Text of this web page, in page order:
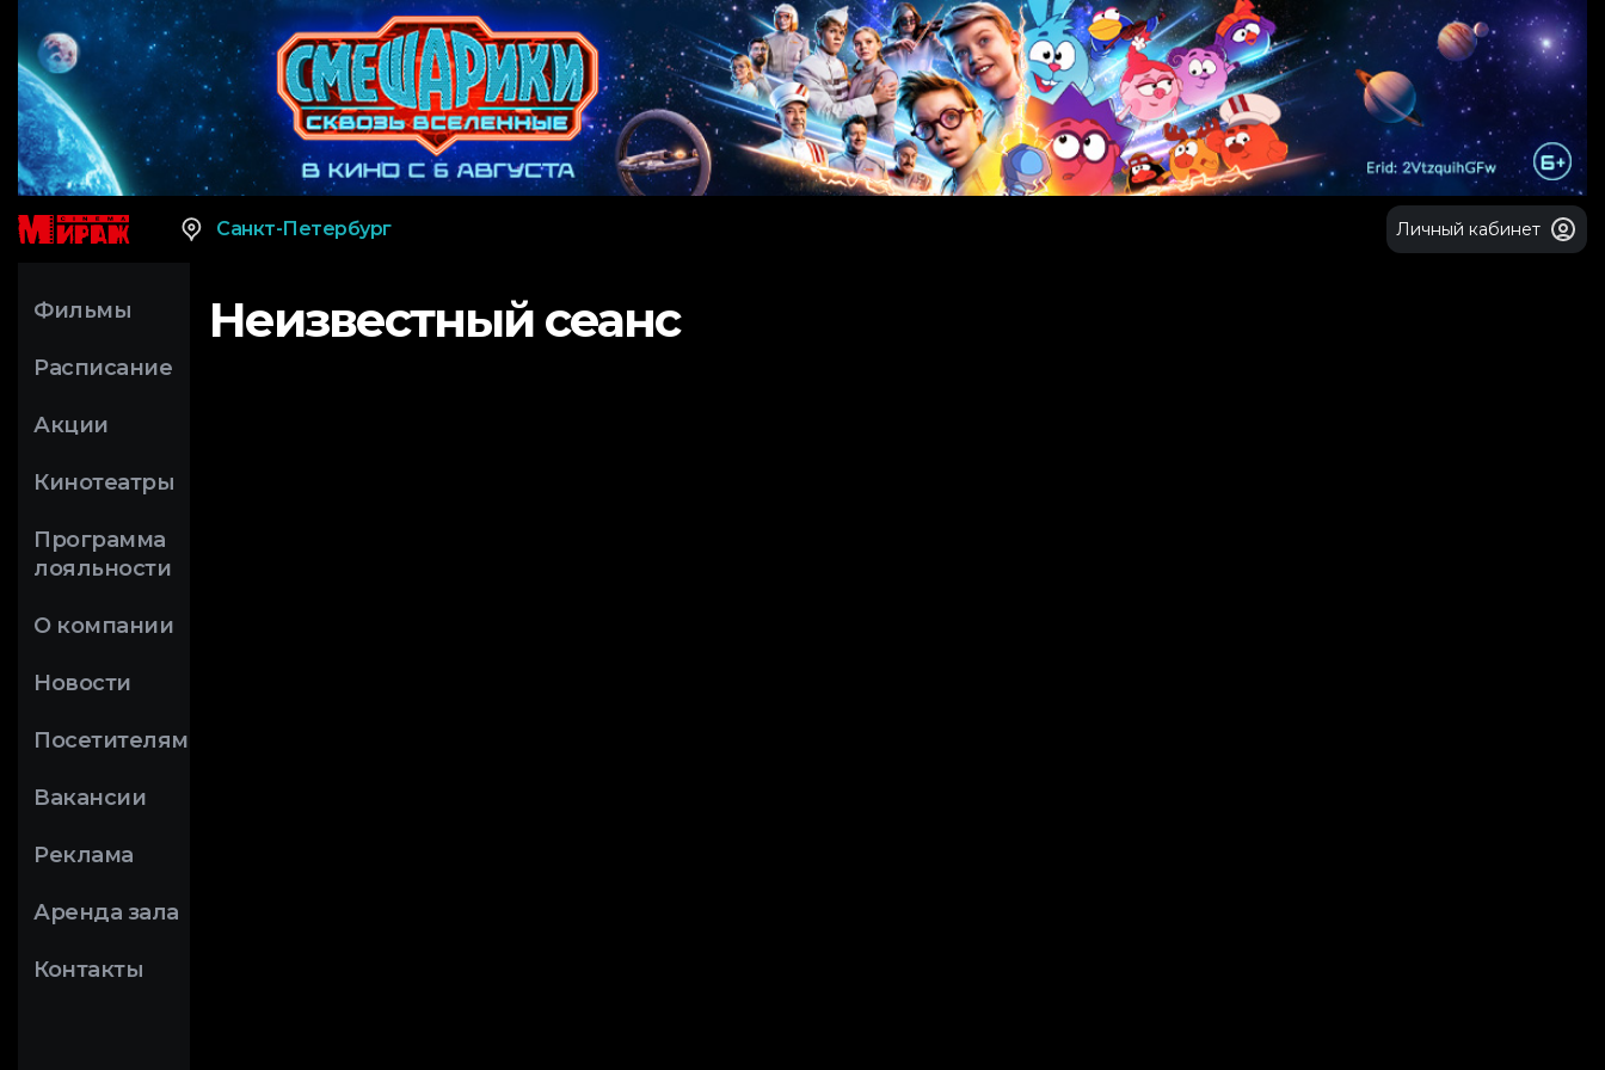
Санкт-Петербург Личный кабинет
Фильмы
Расписание
Акции
Кинотеатры
Программа
лояльности
О компании
Новости
Посетителям
Вакансии
Реклама
Аренда зала
Контакты
Неизвестный сеанс